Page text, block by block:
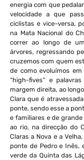
energia com que
velocidade a que
ciclistas e vice-versa,
na Mata Nacional do
correr ao longo de
árvores, regressando
cruzemos com quem
de como evoluímos
“high-fives” e
margem direita, ao
Clara que é
ponte, sendo esse a
e familiares e de
ao rio, na direcção do
Claras a Nova e a
ponte de Pedro e Inês,
verde da Quinta das